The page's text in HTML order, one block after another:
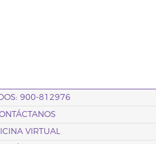
900-812976
VIRTUAL